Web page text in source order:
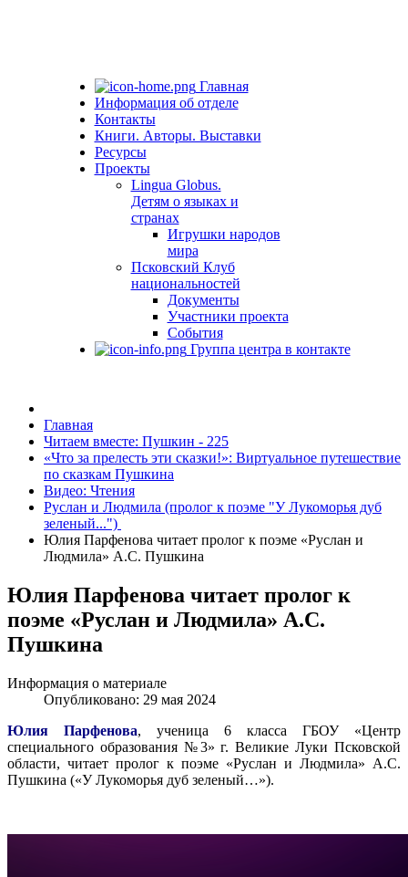
Главная
Информация об отделе
Контакты
Книги. Авторы. Выставки
Ресурсы
Проекты
Lingua Globus.
Детям о языках и
странах
Игрушки народов
мира
Псковский Клуб
национальностей
Документы
Участники проекта
События
Группа центра в контакте
Главная
Читаем вместе: Пушкин - 225
«Что за прелесть эти сказки!»: Виртуальное путешествие
по сказкам Пушкина
Видео: Чтения
Руслан и Людмила (пролог к поэме "У Лукоморья дуб
зеленый...")
Юлия Парфенова читает пролог к поэме «Руслан и
Людмила» А.С. Пушкина
Юлия Парфенова читает пролог к
поэме «Руслан и Людмила» А.С.
Пушкина
Информация о материале
Опубликовано: 29 мая 2024
Юлия Парфенова, ученица 6 класса ГБОУ «Центр
специального образования №3» г. Великие Луки Псковской
области, читает пролог к поэме «Руслан и Людмила» А.С.
Пушкина («У Лукоморья дуб зеленый…»).